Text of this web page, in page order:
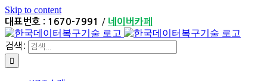
Skip to content
대표번호 : 1670-7991 / 네이버카페
검색: